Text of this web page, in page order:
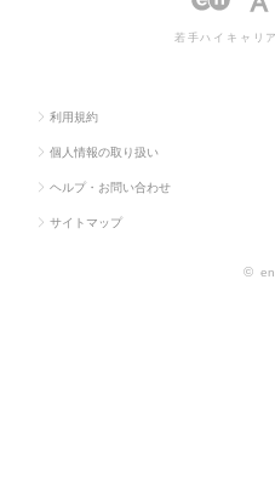
若手ハイキャリ
利用規約
個人情報の取り扱い
ヘルプ・お問い合わせ
サイトマップ
©